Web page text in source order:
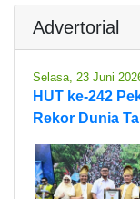
Advertorial
Selasa, 23 Juni
HUT ke-242
Rekor Dunia